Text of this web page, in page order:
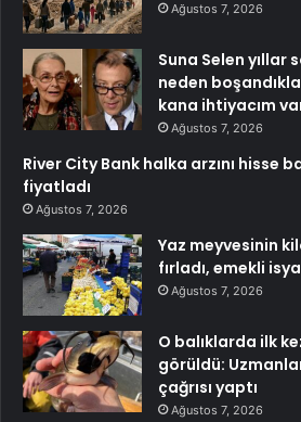
Ağustos 7, 2026
Suna Selen yıllar
neden
kana ihtiyacım
Ağustos 7, 2026
River City Bank halka arzını hisse
fiyatladı
Ağustos 7, 2026
Yaz meyvesinin
fırladı, emekli
Ağustos 7, 2026
O balıklarda ilk
görüldü:
çağrısı yaptı
Ağustos 7, 2026